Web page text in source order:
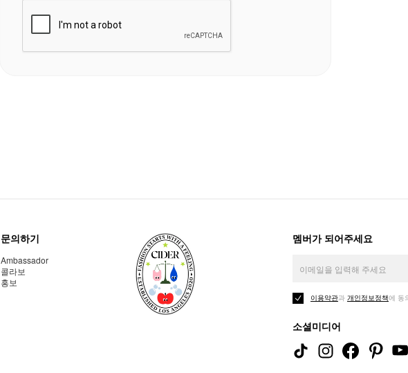
문의하기
Ambassador
콜라보
홍보
멤버가 되어주세요
이용약관과 개인정보정책에 동
소셜미디어